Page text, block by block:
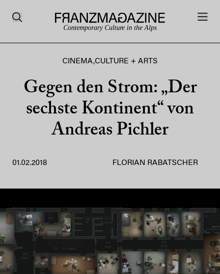
Contemporary Culture in the Alps
CINEMA,CULTURE + ARTS
Gegen den Strom: „Der
sechste Kontinent“ von
Andreas Pichler
01.02.2018 FLORIAN RABATSCHER